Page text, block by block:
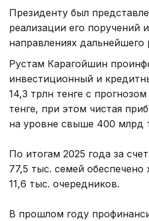
Президенту был
реализации его поручений
направлениях дальнейшего
Рустам Карагойшин
инвестиционный и
14,3 трлн тенге с
тенге, при этом чистая
на уровне свыше 400 млрд
По итогам 2025 года за
77,5 тыс. семей
11,6 тыс. очередников.
В прошлом году